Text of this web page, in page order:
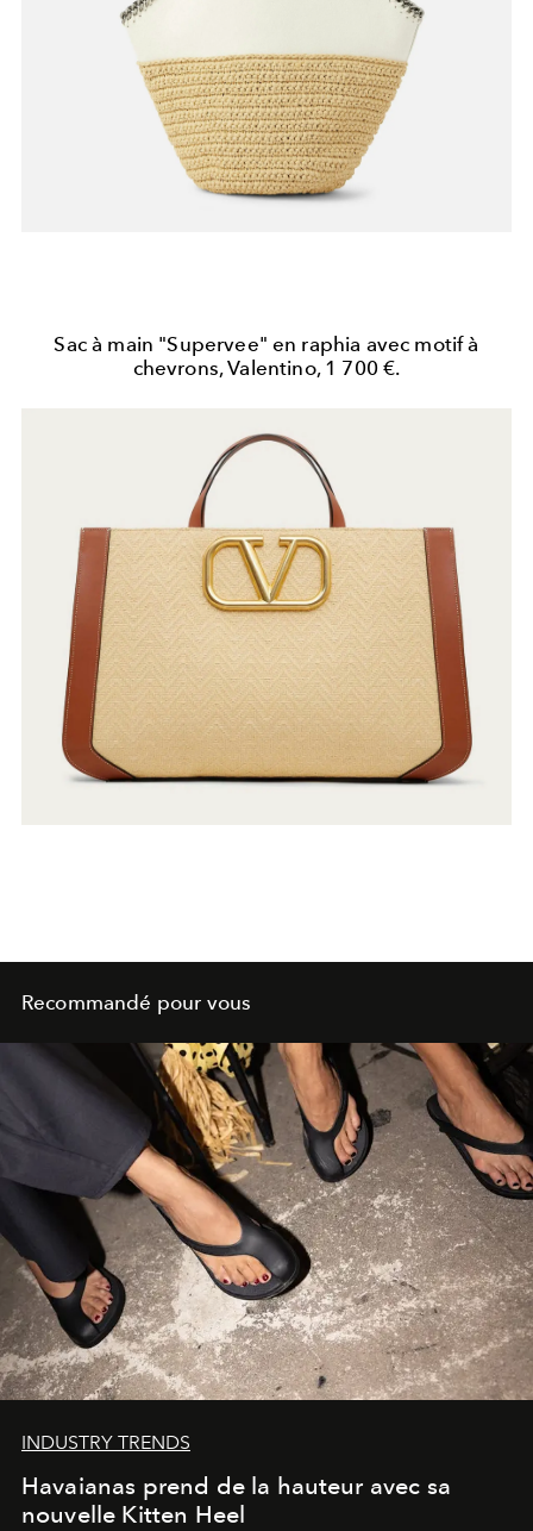
Sac à main "Supervee" en raphia avec motif à
chevrons, Valentino, 1 700 €.
Recommandé pour vous
INDUSTRY TRENDS
Havaianas prend de la hauteur avec sa
nouvelle Kitten Heel